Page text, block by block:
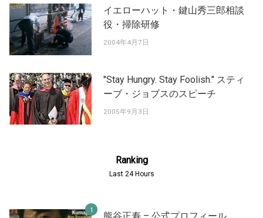
イエローハット・鍵山秀三郎相談
役・掃除研修
2004年4月7日
"Stay Hungry. Stay Foolish." スティ
ーブ・ジョブスのスピーチ
2005年9月3日
Ranking
Last 24 Hours